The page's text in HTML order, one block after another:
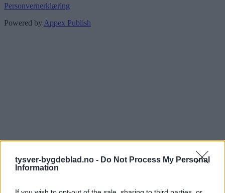
tysver-bygdeblad.no - Do Not Process My Personal
Information
Personvernerklæring
Powered by Appex Publish